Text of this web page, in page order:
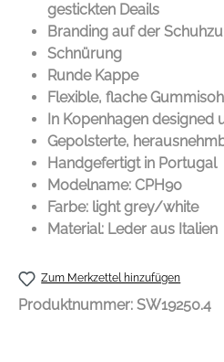
gestickten Deails
Branding auf der
Schnürung
Runde Kappe
Flexible, flache
In Kopenhagen
Gepolsterte,
Handgefertigt in Portugal
Modelname: CPH90
Farbe: light grey/white
Material: Leder aus Italien
Zum Merkzettel hinzufügen
Produktnummer: SW19250.4